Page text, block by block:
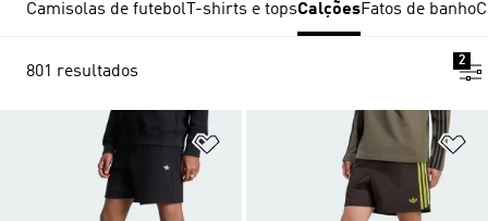
Camisolas de futebol T-shirts e topsCalçõesFatos de banho
801 resultados
2
Adicionar à Lista de Desejos